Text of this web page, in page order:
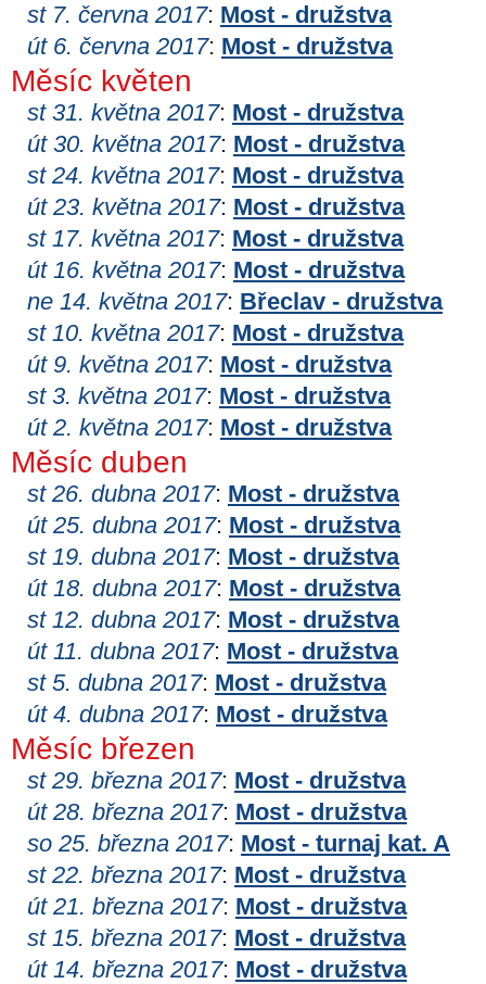
st 7. června 2017: Most - družstva
út 6. června 2017: Most - družstva
Měsíc květen
st 31. května 2017: Most - družstva
út 30. května 2017: Most - družstva
st 24. května 2017: Most - družstva
út 23. května 2017: Most - družstva
st 17. května 2017: Most - družstva
út 16. května 2017: Most - družstva
ne 14. května 2017: Břeclav - družstva
st 10. května 2017: Most - družstva
út 9. května 2017: Most - družstva
st 3. května 2017: Most - družstva
út 2. května 2017: Most - družstva
Měsíc duben
st 26. dubna 2017: Most - družstva
út 25. dubna 2017: Most - družstva
st 19. dubna 2017: Most - družstva
út 18. dubna 2017: Most - družstva
st 12. dubna 2017: Most - družstva
út 11. dubna 2017: Most - družstva
st 5. dubna 2017: Most - družstva
út 4. dubna 2017: Most - družstva
Měsíc březen
st 29. března 2017: Most - družstva
út 28. března 2017: Most - družstva
so 25. března 2017: Most - turnaj kat. A
st 22. března 2017: Most - družstva
út 21. března 2017: Most - družstva
st 15. března 2017: Most - družstva
út 14. března 2017: Most - družstva